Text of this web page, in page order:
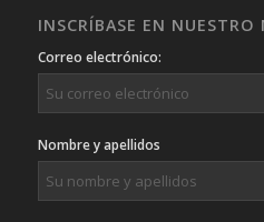
INSCRÍBASE EN NUESTRO
Correo electrónico:
Nombre y apellidos